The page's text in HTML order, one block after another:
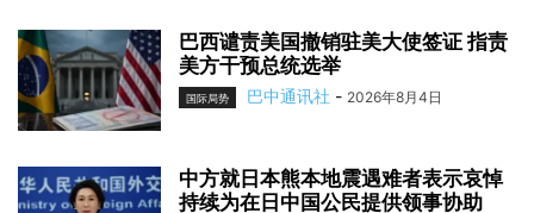
巴西谴责美国撤销驻美大使签证 指责
美方干预总统选举
国际局势 巴中通讯社 - 2026年8月4日
中方就日本熊本地震遇难者表示哀悼
持续为在日中国公民提供领事协助